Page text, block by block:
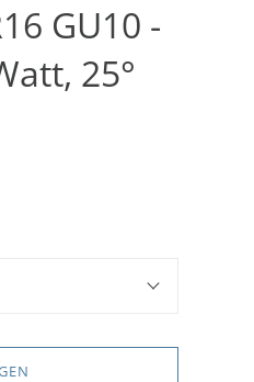
GU10 -
25°